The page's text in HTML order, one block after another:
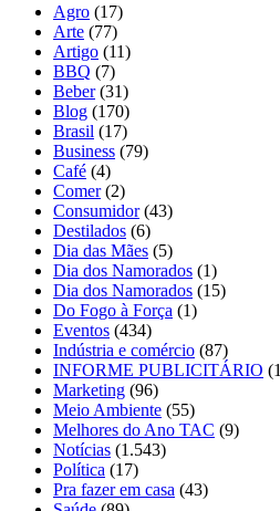
Agro (17)
Arte (77)
Artigo (11)
BBQ (7)
Beber(31)
Blog (170)
Brasil (17)
Business (79)
Café (4)
Comer(2)
Consumidor(43)
Destilados (6)
Dia das Mães (5)
Dia dos Namorados (1)
Dia dos Namorados (15)
Do Fogo à Força (1)
Eventos (434)
Indústria e comércio (87)
INFORME PUBLICITÁRIO
Marketing (96)
Meio Ambiente (55)
Melhores do Ano TAC (9)
Notícias (1.543)
Política (17)
Pra fazer em casa (43)